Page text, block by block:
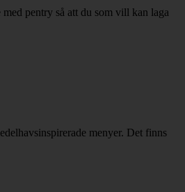
pentry så att du som vill kan laga
menyer. Det finns